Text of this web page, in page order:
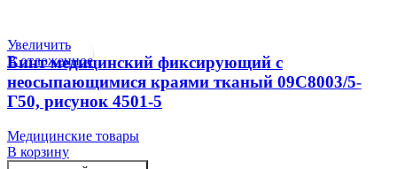
Увеличить
В отложенное
Бинт медицинский фиксирующий с
неосыпающимися краями тканый 09С8003/5-
Г50, рисунок 4501-5
Медицинские товары
В корзину